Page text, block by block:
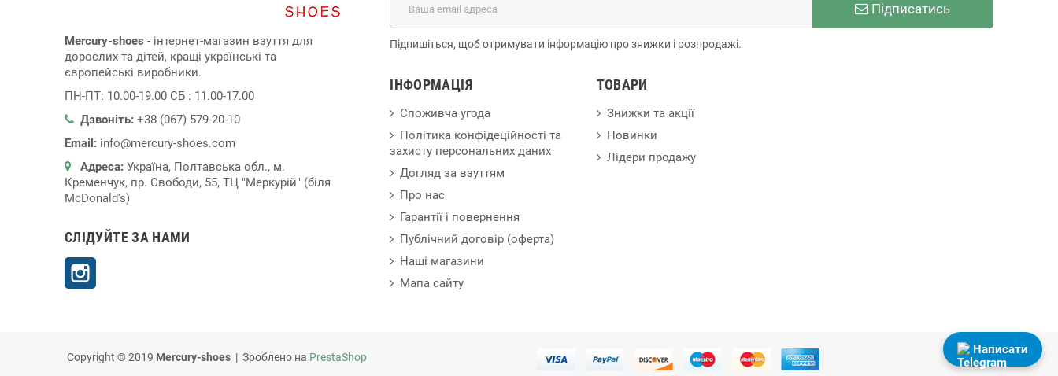
Mercury-shoes - інтернет-магазин взуття для
дорослих та дітей, кращі українські та
європейські виробники.
ПН-ПТ: 10.00-19.00 СБ : 11.00-17.00
Дзвоніть: +38 (067) 579-20-10
Email: info@mercury-shoes.com
Адреса: Україна, Полтавська обл., м.
Кременчук, пр. Свободи, 55, ТЦ "Меркурій" (біля
McDonald's)
СЛІДУЙТЕ ЗА НАМИ
Підписатись
Підпишіться, щоб отримувати інформацію про знижки і розпродажі.
ІНФОРМАЦІЯ
Споживча угода
Політика конфідеційності та
захисту персональних даних
Догляд за взуттям
Про нас
Гарантії і повернення
Публічний договір (оферта)
Наші магазини
Мапа сайту
ТОВАРИ
Знижки та акції
Новинки
Лідери продажу
Copyright © 2019 Mercury-shoes | Зроблено на PrestaShop
Написати